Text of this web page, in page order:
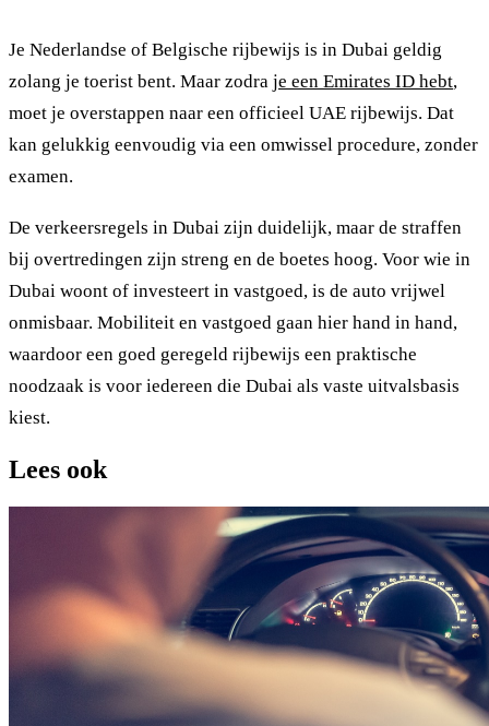
Je Nederlandse of Belgische rijbewijs is in Dubai geldig
zolang je toerist bent. Maar zodra je een Emirates ID hebt,
moet je overstappen naar een officieel UAE rijbewijs. Dat
kan gelukkig eenvoudig via een omwissel procedure, zonder
examen.
De verkeersregels in Dubai zijn duidelijk, maar de straffen
bij overtredingen zijn streng en de boetes hoog. Voor wie in
Dubai woont of investeert in vastgoed, is de auto vrijwel
onmisbaar. Mobiliteit en vastgoed gaan hier hand in hand,
waardoor een goed geregeld rijbewijs een praktische
noodzaak is voor iedereen die Dubai als vaste uitvalsbasis
kiest.
Lees ook